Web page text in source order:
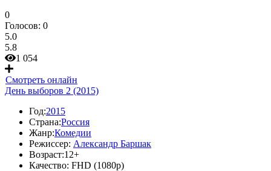
0
Голосов: 0
5.0
5.8
1 054
Смотреть онлайн
День выборов 2 (2015)
Год:2015
Страна:Россия
Жанр:Комедии
Режиссер: Александр Баршак
Возраст:12+
Качество: FHD (1080p)